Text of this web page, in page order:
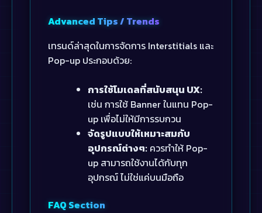
Advanced Tips / Trends
เทรนด์ล่าสุดในการจัดการ Interstitials และ
Pop-up ประกอบด้วย:
การใช้โมเดลที่สนับสนุน UX:
เช่น การใช้ Banner ในแทน Pop-
up เพื่อไม่ให้มีการรบกวน
จัดรูปแบบให้เหมาะสมกับ
อุปกรณ์ต่างๆ: ควรทำให้ Pop-
up สามารถใช้งานได้กับทุก
อุปกรณ์ ไม่ใช่แค่บนมือถือ
FAQ Section